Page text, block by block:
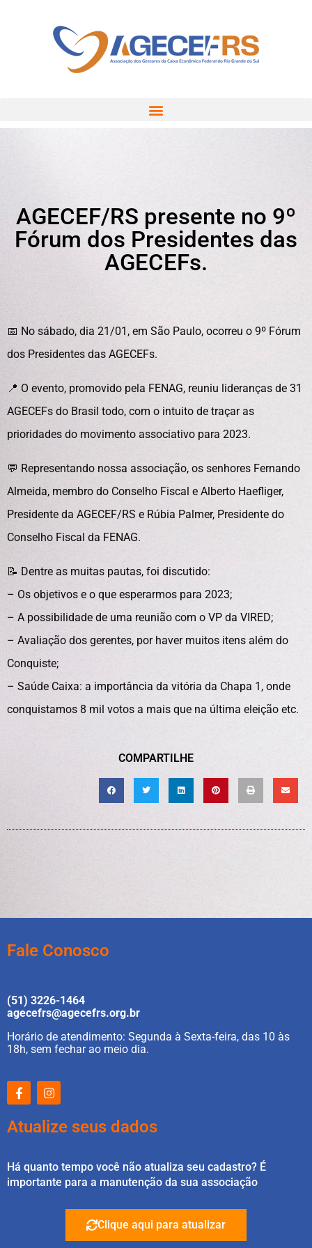
AGECEF/RS presente no 9º
Fórum dos Presidentes das
AGECEFs.
📅 No sábado, dia 21/01, em São Paulo, ocorreu o 9º Fórum
dos Presidentes das AGECEFs.
📍 O evento, promovido pela FENAG, reuniu lideranças de 31
AGECEFs do Brasil todo, com o intuito de traçar as
prioridades do movimento associativo para 2023.
💬 Representando nossa associação, os senhores Fernando
Almeida, membro do Conselho Fiscal e Alberto Haefliger,
Presidente da AGECEF/RS e Rúbia Palmer, Presidente do
Conselho Fiscal da FENAG.
📝 Dentre as muitas pautas, foi discutido:
– Os objetivos e o que esperarmos para 2023;
– A possibilidade de uma reunião com o VP da VIRED;
– Avaliação dos gerentes, por haver muitos itens além do
Conquiste;
– Saúde Caixa: a importância da vitória da Chapa 1, onde
conquistamos 8 mil votos a mais que na última eleição etc.
COMPARTILHE
Fale Conosco
(51) 3226-1464
agecefrs@agecefrs.org.br
Horário de atendimento: Segunda à Sexta-feira, das 10 às
18h, sem fechar ao meio dia.
Atualize seus dados
Há quanto tempo você não atualiza seu cadastro? É
importante para a manutenção da sua associação
Clique aqui para atualizar